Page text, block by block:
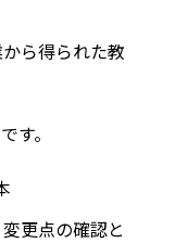
ら得られた教
す。
更点の確認と